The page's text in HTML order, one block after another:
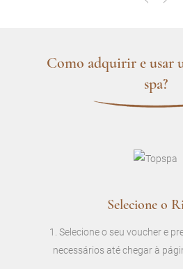
Como adquirir e usar
spa?
Selecione o
1. Selecione o seu voucher e
necessários até chegar à